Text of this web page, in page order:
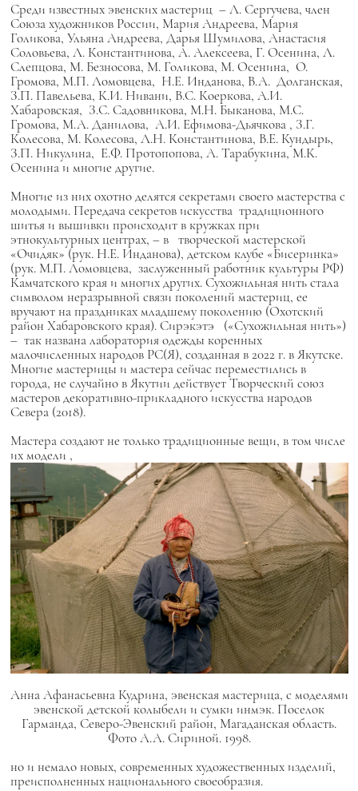
Среди известных эвенских мастериц – Л. Сергучева, член
Союза художников России, Мария Андреева, Мария
Голикова, Ульяна Андреева, Дарья Шумилова, Анастасия
Соловьева, Л. Константинова, А. Алексеева, Г. Осенина, Л.
Слепцова, М. Безносова, М. Голикова, М. Осенина, О.
Громова, М.П. Ломовцева, Н.Е. Инданова, В.А. Долганская,
З.П. Павельева, К.И. Нивани, В.С. Коеркова, А.И.
Хабаровская, З.С. Садовникова, М.Н. Быканова, М.С.
Громова, М.А. Данилова, А.И. Ефимова-Дьячкова , З.Г.
Колесова, М. Колесова, Л.Н. Константинова, В.Е. Кундырь,
З.П. Никулина, Е.Ф. Протопопова, А. Тарабукина, М.К.
Осенинаи многие другие.
Многие из них охотно делятся секретами своего мастерства с
молодыми. Передача секретов искусства традиционного
шитья и вышивки происходит в кружках при
этнокультурных центрах, – в творческой мастерской
«Очидяк» (рук. Н.Е. Инданова), детском клубе «Бисеринка»
(рук. М.П. Ломовцева, заслуженный работник культуры РФ)
Камчатского края и многих других. Сухожильная нить стала
символом неразрывной связи поколений мастериц, ее
вручают на праздниках младшему поколению (Охотский
район Хабаровского края).Сирэкэтэ
(«Сухожильная нить»)
– так названа лаборатория одежды коренных
малочисленных народов РС(Я), созданная в 2022 г. в Якутске.
Многие мастерицы и мастера сейчас переместились в
города, не случайно в Якутии действуетТворческий союз
мастеров декоративно-прикладного искусства народов
Севера (2018).
Мастера создают не только традиционные вещи, в том числе
их модели ,
Анна Афанасьевна Кудрина, эвенская мастерица, с моделями
эвенской детской колыбели и сумки инмэк. Поселок
Гарманда, Северо-Эвенский район, Магаданская область.
Фото А.А. Сириной. 1998.
но и немало новых, современных художественных изделий,
преисполненных национального своеобразия.